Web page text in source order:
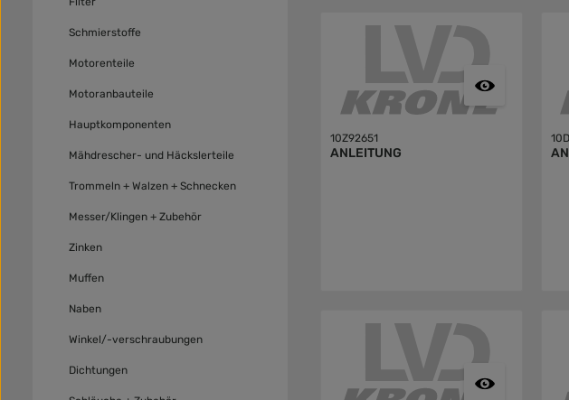
Schmierstoffe
Motorenteile
Motoranbauteile
Hauptkomponenten
Mähdrescher- und Häckslerteile
Trommeln + Walzen + Schnecken
Messer/Klingen + Zubehör
Zinken
Muffen
Naben
Winkel/-verschraubungen
Dichtungen
10Z92651
ANLEITUNG